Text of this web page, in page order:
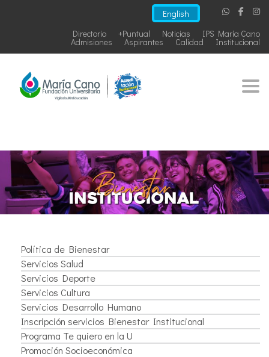
English
IPS María Cano
Noticias
+Puntual
Directorio
Institucional
Calidad
Aspirantes
Admisiones
Política de Bienestar
Servicios Salud
Servicios Deporte
Servicios Cultura
Servicios Desarrollo Humano
Inscripción servicios Bienestar Institucional
Programa Te quiero en la U
Promoción Socioeconómica